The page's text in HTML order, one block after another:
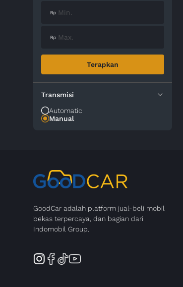
Terapkan
Transmisi
Automatic
Manual
GoodCar adalah platform jual-beli mobil
bekas terpercaya, dan bagian dari
Indomobil Group.